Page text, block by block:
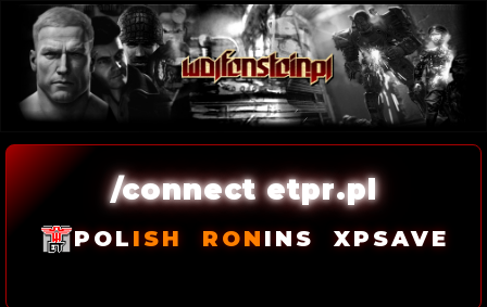
/connect etpr.pl
POL ISH RONINS XPSAVE